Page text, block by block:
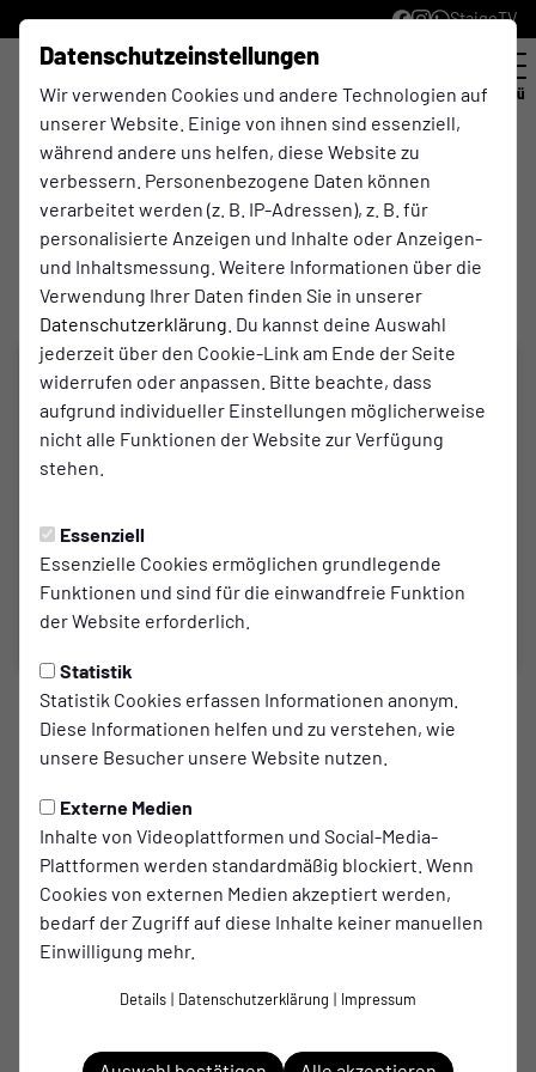
Datenschutzeinstellungen
Wir verwenden Cookies und andere Technologien auf
unserer Website. Einige von ihnen sind essenziell,
während andere uns helfen, diese Website zu
verbessern. Personenbezogene Daten können
verarbeitet werden (z. B. IP-Adressen), z. B. für
personalisierte Anzeigen und Inhalte oder Anzeigen-
und Inhaltsmessung. Weitere Informationen über die
Verwendung Ihrer Daten finden Sie in unserer
Datenschutzerklärung . Du kannst deine Auswahl
jederzeit über den Cookie-Link am Ende der Seite
widerrufen oder anpassen. Bitte beachte, dass
aufgrund individueller Einstellungen möglicherweise
nicht alle Funktionen der Website zur Verfügung
stehen.
Essenziell
Essenzielle Cookies ermöglichen grundlegende
Funktionen und sind für die einwandfreie Funktion
der Website erforderlich.
Statistik
Statistik Cookies erfassen Informationen anonym.
Diese Informationen helfen und zu verstehen, wie
unsere Besucher unsere Website nutzen.
Externe Medien
Inhalte von Videoplattformen und Social-Media-
Plattformen werden standardmäßig blockiert. Wenn
Cookies von externen Medien akzeptiert werden,
bedarf der Zugriff auf diese Inhalte keiner manuellen
Einwilligung mehr.
Details | Datenschutzerklärung | Impressum
StaigeTV
Menü
Hemdener SV
1. Mannschaft
0:2
(0:0)
SC Westfalia Anholt
1. Mannschaft
1. MANNSCHAFT
Pokalsieg in Hemden
1. Mannschaft zieht im Kreispokal in die nächste Runde
ein.
zum Artikel
Spielort
Hemdener SV
Alte Büdding 3